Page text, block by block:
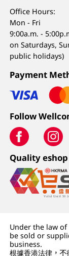
Office Hours:
Mon - Fri
9:00a.m. -
on Saturdays,
public holidays)
Payment
Follow
Quality
Under the law
be sold or
business.
根據香港法律，不